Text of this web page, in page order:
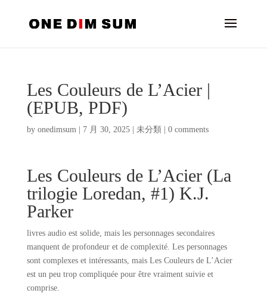
Les Couleurs de L’Acier |
(EPUB, PDF)
by onedimsum| 7 月 30, 2025| 未分類 0 comments
Les Couleurs de L’Acier (La
trilogie Loredan, #1) K.J.
Parker
livres audio est solide, mais les personnages secondaires
manquent de profondeur et de complexité. Les personnages
sont complexes et intéressants, mais Les Couleurs de L’Acier
est un peu trop compliquée pour être vraiment suivie et
comprise.